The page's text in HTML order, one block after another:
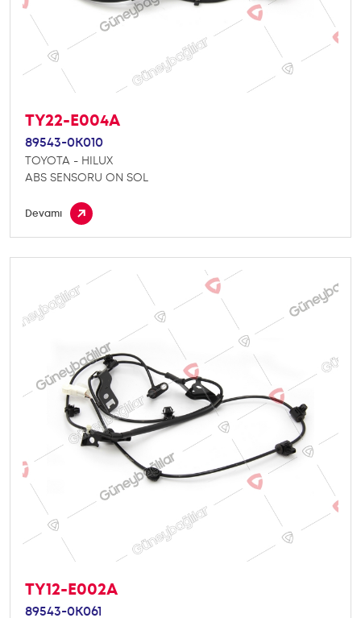
TY22-E004A
89543-0K010
TOYOTA - HILUX
ABS SENSORU ON SOL
Devamı
TY12-E002A
89543-0K061